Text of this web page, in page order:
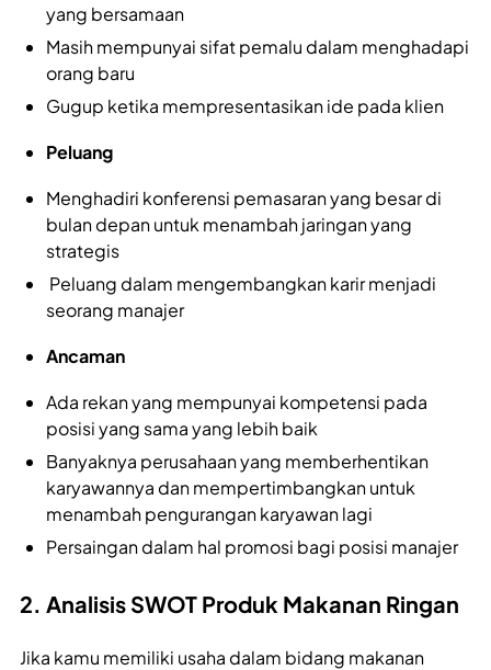
yang bersamaan
Masih mempunyai sifat pemalu dalam menghadapi
orang baru
Gugup ketika mempresentasikan ide pada klien
Peluang
Menghadiri konferensi pemasaran yang besar di
bulan depan untuk menambah jaringan yang
strategis
Peluang dalam mengembangkan karir menjadi
seorang manajer
Ancaman
Ada rekan yang mempunyai kompetensi pada
posisi yang sama yang lebih baik
Banyaknya perusahaan yang memberhentikan
karyawannya dan mempertimbangkan untuk
menambah pengurangan karyawan lagi
Persaingan dalam hal promosi bagi posisi manajer
2. Analisis SWOT Produk Makanan Ringan
Jika kamu memiliki usaha dalam bidang makanan